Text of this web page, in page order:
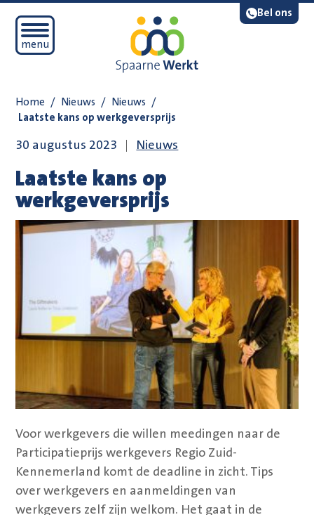
Bel ons
Open mobiel menu
menu
Lees voor
Home / Nieuws / Nieuws /
Laatste kans op werkgeversprijs
Laatste kans op
werkgeversprijs
30 augustus 2023 Nieuws
Voor werkgevers die willen meedingen naar de
Participatieprijs werkgevers Regio Zuid-
Kennemerland komt de deadline in zicht. Tips
over werkgevers en aanmeldingen van
werkgevers zelf zijn welkom. Het gaat in de